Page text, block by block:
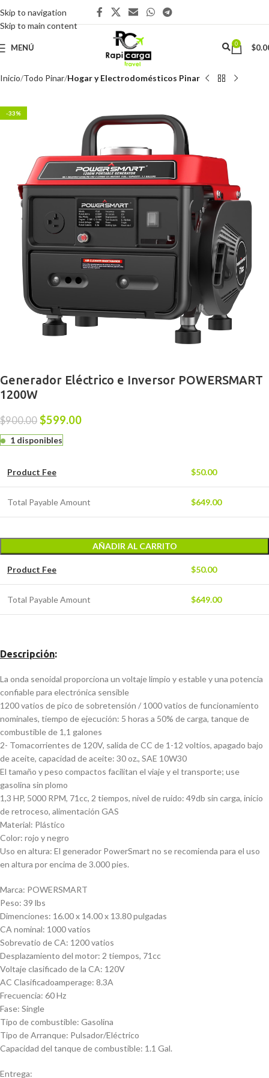
Skip to navigation
Skip to main content
MENÚ 0 $
Inicio Todo Pinar Hogar y Electrodomésticos Pinar
-33%
Generador Eléctrico e Inversor POWERSMART
1200W
$900.00 $599.00
1 disponibles
Product Fee $50.00
Total Payable Amount $649.00
AÑADIR AL CARRITO
Product Fee $50.00
Total Payable Amount $649.00
Descripción:
La onda senoidal proporciona un voltaje limpio y estable y una potencia
confiable para electrónica sensible
1200 vatios de pico de sobretensión / 1000 vatios de funcionamiento
nominales, tiempo de ejecución: 5 horas a 50% de carga, tanque de
combustible de 1,1 galones
2- Tomacorrientes de 120V, salida de CC de 1-12 voltios, apagado bajo
de aceite, capacidad de aceite: 30 oz., SAE 10W30
El tamaño y peso compactos facilitan el viaje y el transporte; use
gasolina sin plomo
1,3 HP, 5000 RPM, 71cc, 2 tiempos, nivel de ruido: 49db sin carga, inicio
de retroceso, alimentación GAS
Material: Plástico
Color: rojo y negro
Uso en altura: El generador PowerSmart no se recomienda para el uso
en altura por encima de 3.000 pies.
Marca: POWERSMART
Peso: 39 lbs
Dimenciones: 16.00 x 14.00 x 13.80 pulgadas
CA nominal: 1000 vatios
Sobrevatio de CA: 1200 vatios
Desplazamiento del motor: 2 tiempos, 71cc
Voltaje clasificado de la CA: 120V
AC Clasificadoamperage: 8.3A
Frecuencia: 60 Hz
Fase: Single
Tipo de combustible: Gasolina
Tipo de Arranque: Pulsador/Eléctrico
Capacidad del tanque de combustible: 1.1 Gal.
Entrega: